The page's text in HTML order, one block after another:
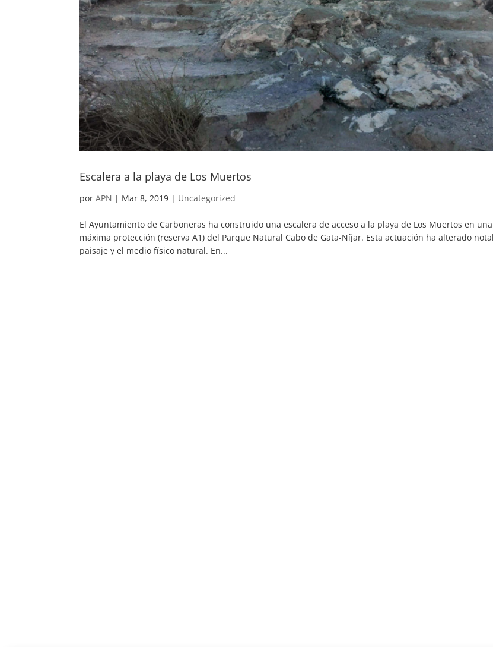
Escalera a la playa de Los Muertos
porAPN | Mar 8, 2019 | Uncategorized
El Ayuntamiento de Carboneras ha construido una escalera de acceso a la playa de Los Muertos en
máxima protección (reserva A1) del Parque Natural Cabo de Gata-Níjar. Esta actuación ha alterado
paisaje y el medio físico natural. En...